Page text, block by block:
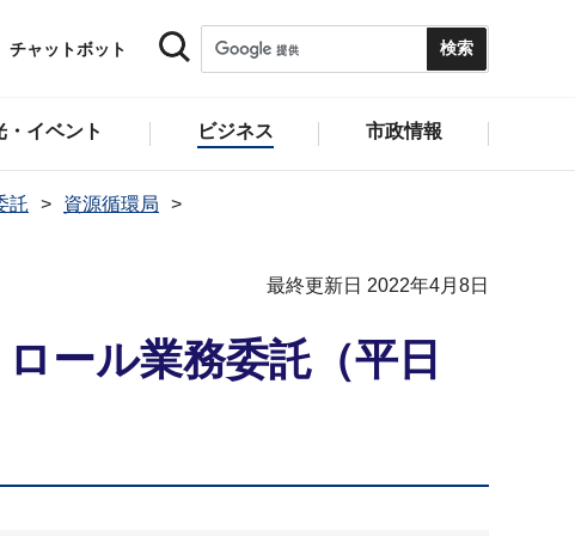
チャットボット
・イベント ビジネス 市政情報
託
資源循環局
最終更新日 2022年4月8日
ール業務委託（平日